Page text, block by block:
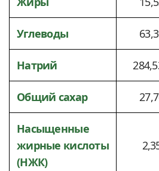
Углеводы
Натрий
Общий сахар
Насыщенные
жирные кислоты
(НЖК)